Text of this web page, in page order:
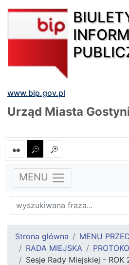
www.bip.gov.pl
Urząd Miasta
MENU
Strona główna
MENU
RADA MIEJSKA
Sesje Rady Miejskiej - ROK